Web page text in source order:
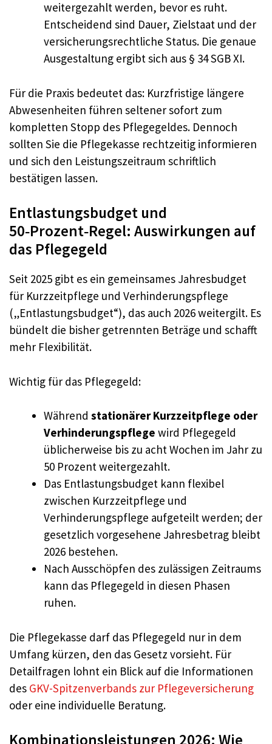
weitergezahlt werden, bevor es ruht.
Entscheidend sind Dauer, Zielstaat und der
versicherungsrechtliche Status. Die genaue
Ausgestaltung ergibt sich aus § 34 SGB XI.
Für die Praxis bedeutet das: Kurzfristige längere
Abwesenheiten führen seltener sofort zum
kompletten Stopp des Pflegegeldes. Dennoch
sollten Sie die Pflegekasse rechtzeitig informieren
und sich den Leistungszeitraum schriftlich
bestätigen lassen.
Entlastungsbudget und
50‑Prozent‑Regel: Auswirkungen auf
das Pflegegeld
Seit 2025 gibt es ein gemeinsames Jahresbudget
für Kurzzeitpflege und Verhinderungspflege
(„Entlastungsbudget“), das auch 2026 weitergilt. Es
bündelt die bisher getrennten Beträge und schafft
mehr Flexibilität.
Wichtig für das Pflegegeld:
Während stationärer Kurzzeitpflege oder
Verhinderungspflege wird Pflegegeld
üblicherweise bis zu acht Wochen im Jahr zu
50 Prozent weitergezahlt.
Das Entlastungsbudget kann flexibel
zwischen Kurzzeitpflege und
Verhinderungspflege aufgeteilt werden; der
gesetzlich vorgesehene Jahresbetrag bleibt
2026 bestehen.
Nach Ausschöpfen des zulässigen Zeitraums
kann das Pflegegeld in diesen Phasen
ruhen.
Die Pflegekasse darf das Pflegegeld nur in dem
Umfang kürzen, den das Gesetz vorsieht. Für
Detailfragen lohnt ein Blick auf die Informationen
des GKV-Spitzenverbands zur Pflegeversicherung
oder eine individuelle Beratung.
Kombinationsleistungen 2026: Wie